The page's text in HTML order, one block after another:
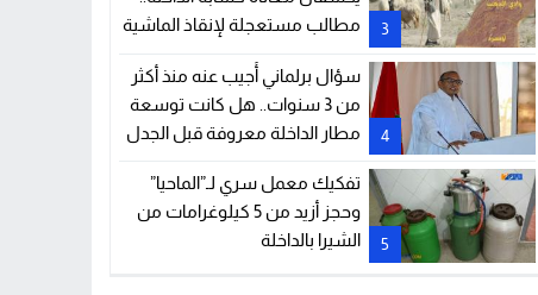
3
مطالب مستعجلة لإنقاذ الماشية
4
سؤال برلماني أُجيب عنه منذ أكثر
من 3 سنوات.. هل كانت توسعة
مطار الداخلة معروفة قبل الجدل
5
تفكيك معمل سري لـ”الماحيا”
وحجز أزيد من 5 كيلوغرامات من
الشيرا بالداخلة